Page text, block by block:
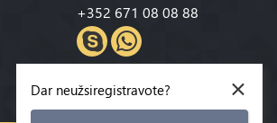
+352 671 08 08 88
×
Dar neužsiregistravote?